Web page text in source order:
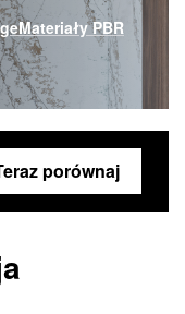
Materiały PBR
porównaj